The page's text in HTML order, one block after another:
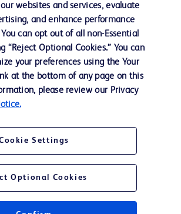
シー
Company. All other trademarks are the property of
websites and services, evaluate
and enhance performance
can opt out of all non-Essential
“Reject Optional Cookies.” You can
your preferences using the Your
at the bottom of any page on this
please review our Privacy
Settings
Optional Cookies